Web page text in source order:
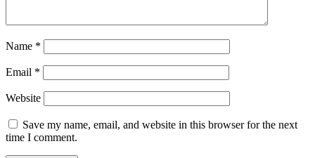
Name *
Email *
Website
Save my name, email, and website in this browser for the next
time I comment.